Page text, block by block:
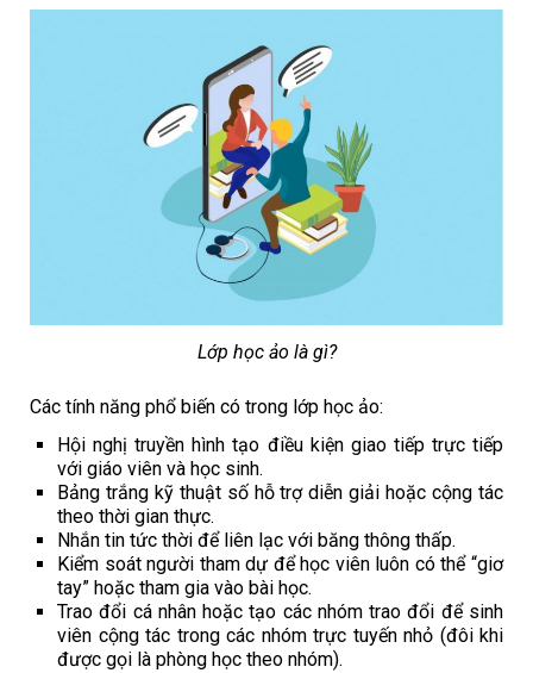
Lớp học ảo là gì?
Các tính năng phổ biến có trong lớp học ảo:
Hội nghị truyền hình tạo điều kiện giao tiếp trực tiếp
với giáo viên và học sinh.
Bảng trắng kỹ thuật số hỗ trợ diễn giải hoặc cộng tác
theo thời gian thực.
Nhắn tin tức thời để liên lạc với băng thông thấp.
Kiểm soát người tham dự để học viên luôn có thể “giơ
tay” hoặc tham gia vào bài học.
Trao đổi cá nhân hoặc tạo các nhóm trao đổi để sinh
viên cộng tác trong các nhóm trực tuyến nhỏ (đôi khi
được gọi là phòng học theo nhóm).